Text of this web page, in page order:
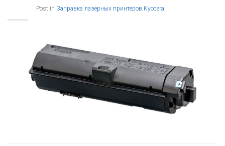
Post in Заправка лазерных принтеров Kyocera